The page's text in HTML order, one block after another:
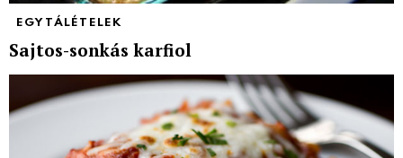
EGYTÁLÉTELEK
Sajtos-sonkás karfiol